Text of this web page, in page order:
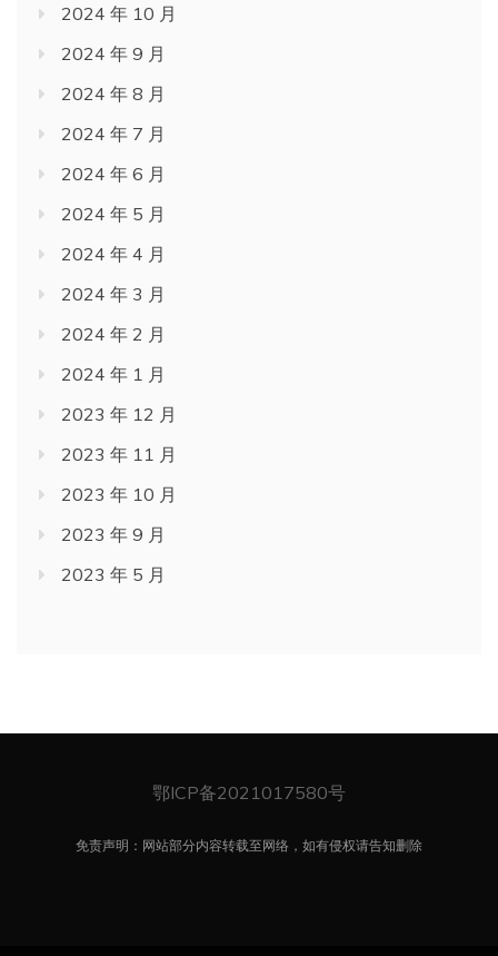
2024 年 10 月
2024 年 9 月
2024 年 8 月
2024 年 7 月
2024 年 6 月
2024 年 5 月
2024 年 4 月
2024 年 3 月
2024 年 2 月
2024 年 1 月
2023 年 12 月
2023 年 11 月
2023 年 10 月
2023 年 9 月
2023 年 5 月
鄂ICP备2021017580号
免责声明：网站部分内容转载至网络，如有侵权请告知删除